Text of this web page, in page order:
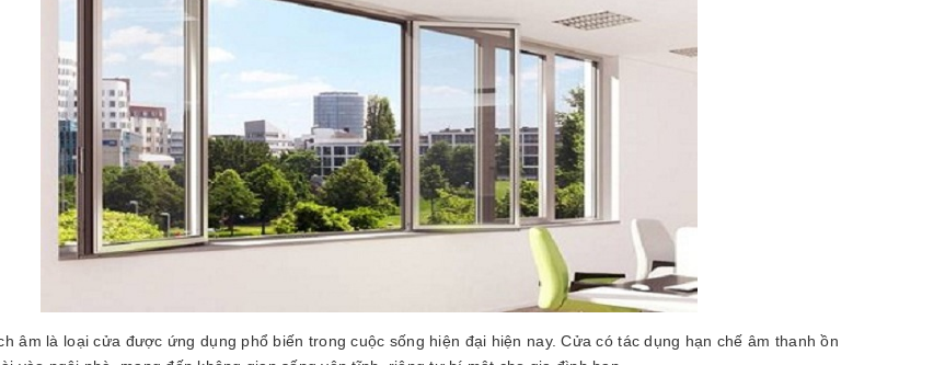
âm là loại cửa được ứng dụng phổ biến trong cuộc sống hiện đại hiện nay. Cửa có tác dụng hạn chế âm thanh ồn